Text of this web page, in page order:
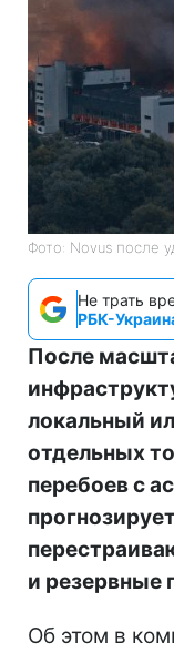
Фото: Novus после
Не трать
РБК-
После
локальный
отдельных
перебоев с
и резервные
Об этом в